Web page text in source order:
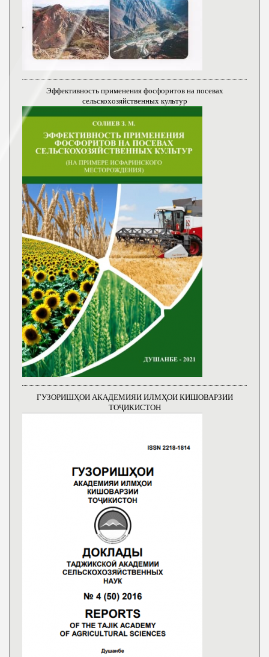
Эффективность применения фосфоритов на посевах
сельскохозяйственных культур
ГУЗОРИШҲОИ АКАДЕМИЯИ ИЛМҲОИ КИШОВАРЗИИ
ТОҶИКИСТОН